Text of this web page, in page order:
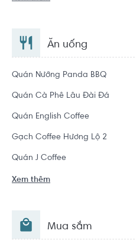
Ăn uống
Quán Nướng Panda BBQ
Quán Cà Phê Lâu Đài Đá
Quán English Coffee
Gạch Coffee Hương Lộ 2
Quán J Coffee
Xem thêm
Mua sắm